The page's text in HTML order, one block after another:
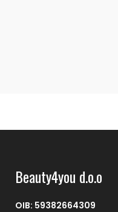
Beauty4you d.o.o
OIB: 59382664309